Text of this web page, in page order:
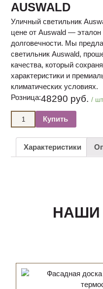
AUSWALD
Уличный светильник
цене от Auswald — эталон
долговечности. Мы
светильник Auswald,
качества, который
характеристики и
климатических условиях.
Розница:48290 руб. /
Купить
Характеристики
НАШИ